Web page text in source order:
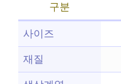
구분
사이즈
재질